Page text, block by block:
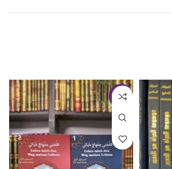
-8%